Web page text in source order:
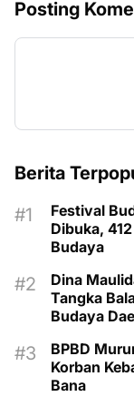
Posting
Berita
Festival
Dibuka,
Budaya
Dina
Tangka
Budaya
BPBD
Korban
Bana